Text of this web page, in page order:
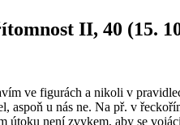
II, 40 (15.
ve figurách a nikoli v
aspoň u nás ne. Na př. v
není zvykem, aby se